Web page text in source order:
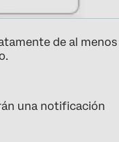
de al menos
una notificación